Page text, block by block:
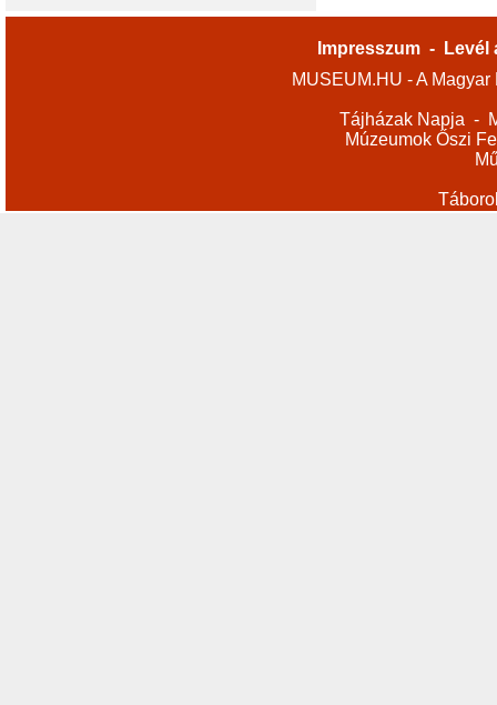
Impresszum -
Levél
MUSEUM.HU - A
Tájházak Napja -
Múzeumok Őszi